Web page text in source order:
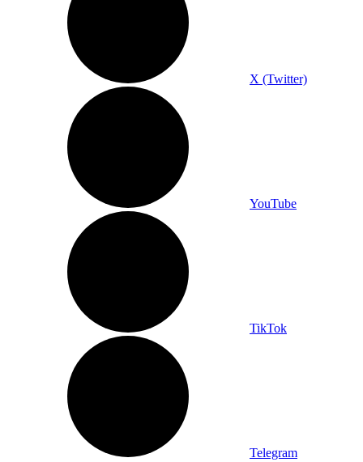
X (Twitter)
YouTube
TikTok
Telegram